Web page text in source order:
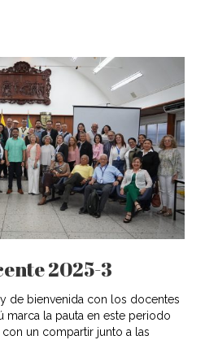
2025-3
de bienvenida con los docentes
marca la pauta en este periodo
un compartir junto a las